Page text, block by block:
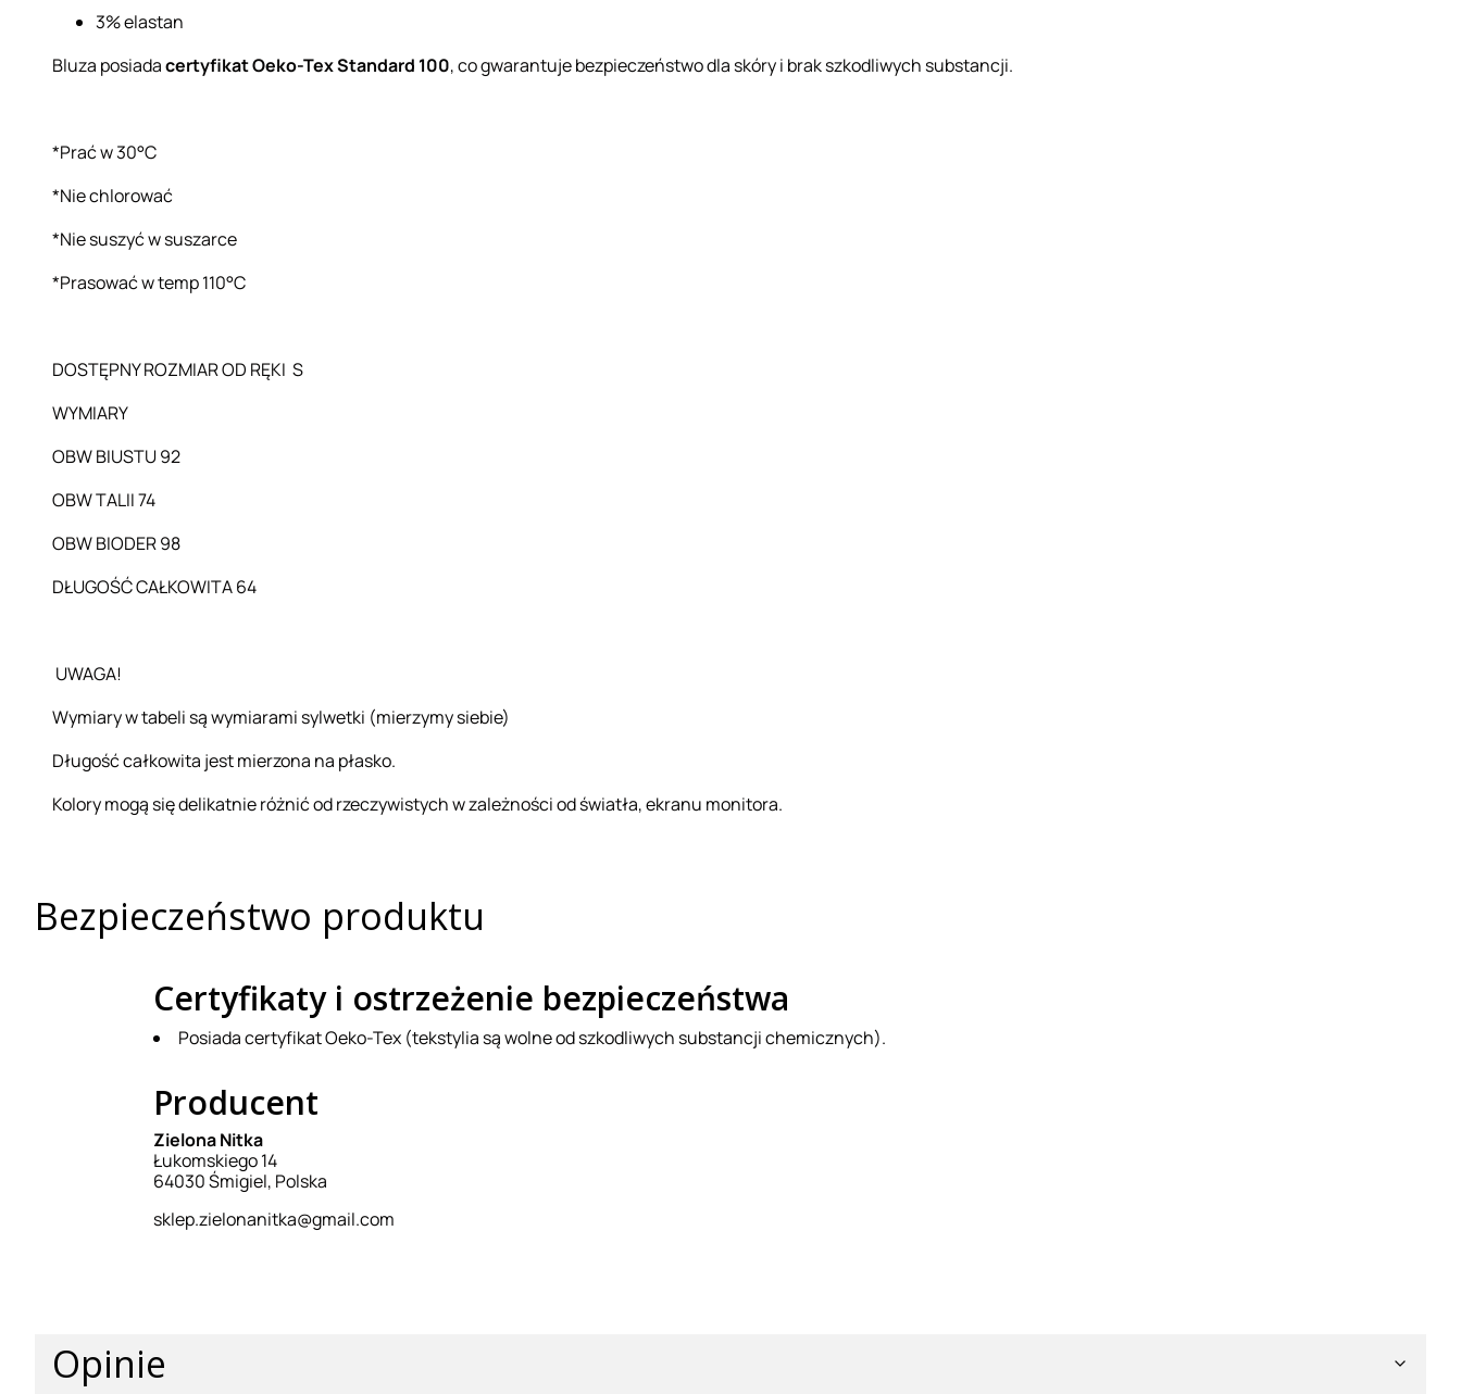
3% elastan
Bluza posiadacertyfikat Oeko-Tex Standard 100, co gwarantuje bezpieczeństwo dla skóry i brak szkodliwych substancji.
*Prać w 30°C
*Nie chlorować
*Nie suszyć w suszarce
*Prasować w temp 110°C
DOSTĘPNY ROZMIAR OD RĘKI S
WYMIARY
OBW BIUSTU 92
OBW TALII 74
OBW BIODER 98
DŁUGOŚĆ CAŁKOWITA 64
UWAGA!
Wymiary w tabeli są wymiarami sylwetki (mierzymy siebie)
Długość całkowita jest mierzona na płasko.
Kolory mogą się delikatnie różnić od rzeczywistych w zależności od światła, ekranu monitora.
Bezpieczeństwo produktu
Certyfikaty i ostrzeżenie bezpieczeństwa
Posiada certyfikat Oeko-Tex (tekstylia są wolne od szkodliwych substancji chemicznych).
Producent
Zielona Nitka
Łukomskiego 14
64030 Śmigiel, Polska
sklep.zielonanitka@gmail.com
Opinie